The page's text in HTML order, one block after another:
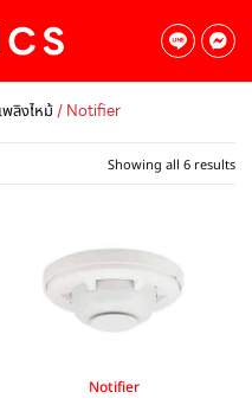
พลิงไหม้/ Notifier
Showing all 6 results
Notifier